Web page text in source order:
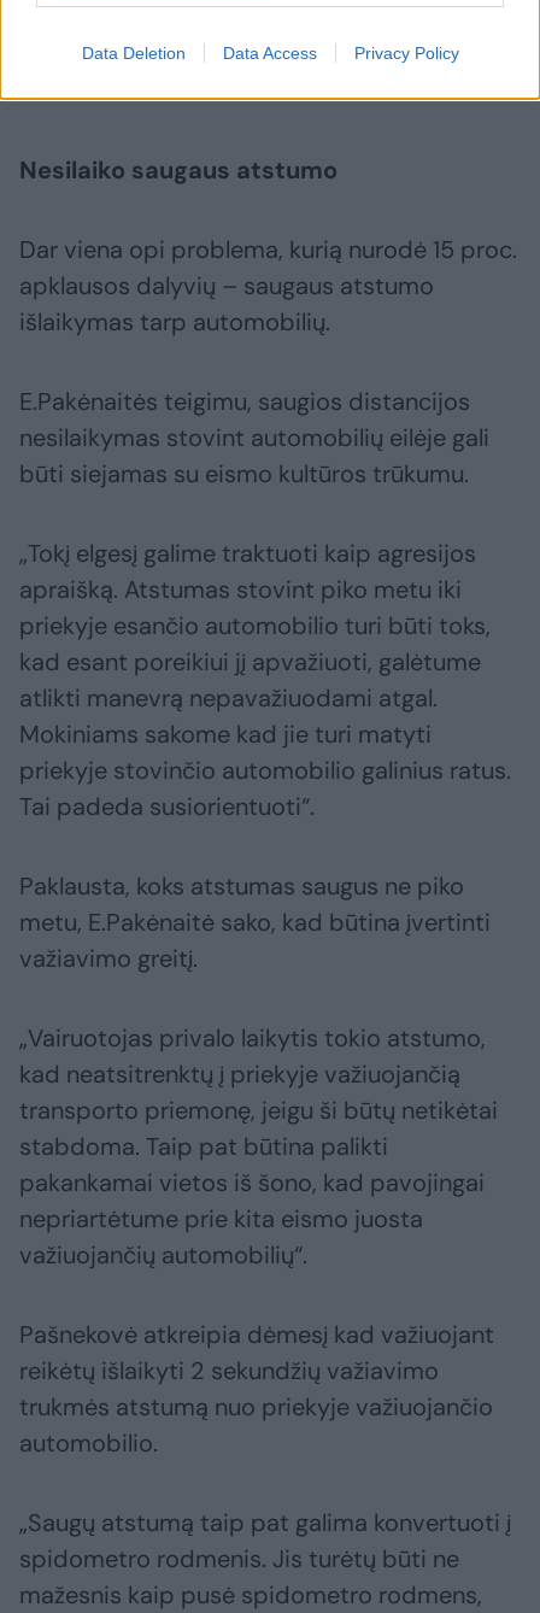
Data Deletion Data Access Privacy Policy
būti budrūs: įsitikinti, kad kiti eismo dalyviai
praleidžia automobilį ir yra pakankamai
vietos manevrui atlikti.
Nesilaiko saugaus atstumo
Dar viena opi problema, kurią nurodė 15 proc.
apklausos dalyvių – saugaus atstumo
išlaikymas tarp automobilių.
E.Pakėnaitės teigimu, saugios distancijos
nesilaikymas stovint automobilių eilėje gali
būti siejamas su eismo kultūros trūkumu.
„Tokį elgesį galime traktuoti kaip agresijos
apraišką. Atstumas stovint piko metu iki
priekyje esančio automobilio turi būti toks,
kad esant poreikiui jį apvažiuoti, galėtume
atlikti manevrą nepavažiuodami atgal.
Mokiniams sakome kad jie turi matyti
priekyje stovinčio automobilio galinius ratus.
Tai padeda susiorientuoti“.
Paklausta, koks atstumas saugus ne piko
metu, E.Pakėnaitė sako, kad būtina įvertinti
važiavimo greitį.
„Vairuotojas privalo laikytis tokio atstumo,
kad neatsitrenktų į priekyje važiuojančią
transporto priemonę, jeigu ši būtų netikėtai
stabdoma. Taip pat būtina palikti
pakankamai vietos iš šono, kad pavojingai
nepriartėtume prie kita eismo juosta
važiuojančių automobilių“.
Pašnekovė atkreipia dėmesį kad važiuojant
reikėtų išlaikyti 2 sekundžių važiavimo
trukmės atstumą nuo priekyje važiuojančio
automobilio.
„Saugų atstumą taip pat galima konvertuoti į
spidometro rodmenis. Jis turėtų būti ne
mažesnis kaip pusė spidometro rodmens,